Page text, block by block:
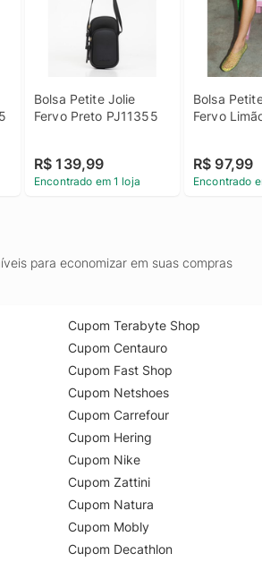
Bolsa Petite Jolie
Fervo Preto PJ11355
R$ 139,99
Encontrado em 1 loja
Bolsa
Fervo
R$ 97,99
Encontrado
para economizar em suas compras
Cupom Terabyte Shop
Cupom Centauro
Cupom Fast Shop
Cupom Netshoes
Cupom Carrefour
Cupom Hering
Cupom Nike
Cupom Zattini
Cupom Natura
Cupom Mobly
Cupom Decathlon